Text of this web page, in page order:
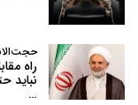
راه
نباید
…